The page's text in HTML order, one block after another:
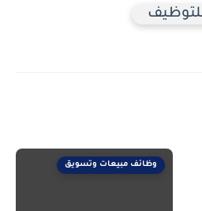
للتوظيف
وظائف مبيعات وتسويق